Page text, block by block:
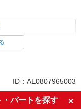
賞与あり
ID：AE0807965003
・パートを探す